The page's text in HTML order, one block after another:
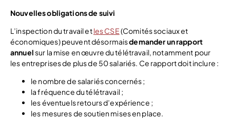
Nouvelles obligations de suivi
L’inspection du travail etles CSE(Comités sociaux et
économiques) peuvent désormaisdemander un rapport
annuelsur la mise en œuvre du télétravail, notamment pour
les entreprises de plus de 50 salariés. Ce rapport doit inclure :
le nombre de salariés concernés ;
la fréquence du télétravail ;
les éventuels retours d’expérience ;
les mesures de soutien mises en place.